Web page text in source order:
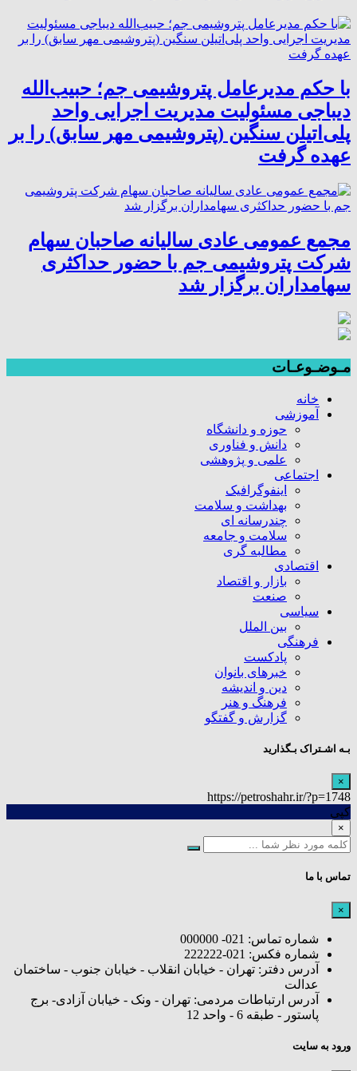
با حکم مدیرعامل پتروشیمی جم؛ حبیب‌الله
دیباجی مسئولیت مدیریت اجرایی واحد
پلی‌اتیلن سنگین (پتروشیمی مهر سابق) را بر
عهده گرفت
مجمع عمومی عادی سالیانه صاحبان سهام
شرکت پتروشیمی جم با حضور حداکثری
سهامداران برگزار شد
مـوضـوعـات
خانه
آموزشی
حوزه و دانشگاه
دانش و فناوری
علمی و پژوهشی
اجتماعی
اینفوگرافیک
بهداشت و سلامت
چندرسانه ای
سلامت و جامعه
مطالبه گری
اقتصادی
بازار و اقتصاد
صنعت
سیاسی
بین الملل
فرهنگی
پادکست
خبرهای بانوان
دین و اندیشه
فرهنگ و هنر
گزارش و گفتگو
بـه اشـتراک بـگذارید
×
https://petroshahr.ir/?p=1748
کپی
×
تماس با ما
×
شماره تماس: 021- 000000
شماره فکس: 021-222222
آدرس دفتر: تهران - خیابان انقلاب - خیابان جنوب - ساختمان
عدالت
آدرس ارتباطات مردمی: تهران - ونک - خیابان آزادی- برج
پاستور - طبقه 6 - واحد 12
ورود به سایت